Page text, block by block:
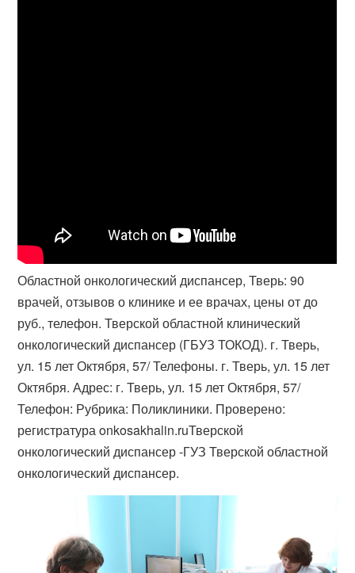
Областной онкологический диспансер, Тверь: 90
врачей, отзывов о клинике и ее врачах, цены от до
руб., телефон. Тверской областной клинический
онкологический диспансер (ГБУЗ ТОКОД). г​. Тверь,
ул. 15 лет Октября, 57/ Телефоны. г. Тверь, ул. 15 лет
Октября. Адрес: г. Тверь, ул. 15 лет Октября, 57/
Телефон: Рубрика: Поликлиники. Проверено:
регистратура onkosakhalin.ruТверской
онкологический диспансер -ГУЗ Тверской областной
онкологический диспансер.